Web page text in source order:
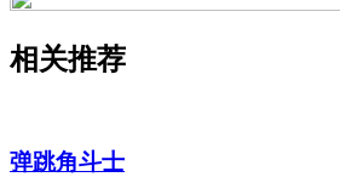
相关推荐
弹跳角斗士